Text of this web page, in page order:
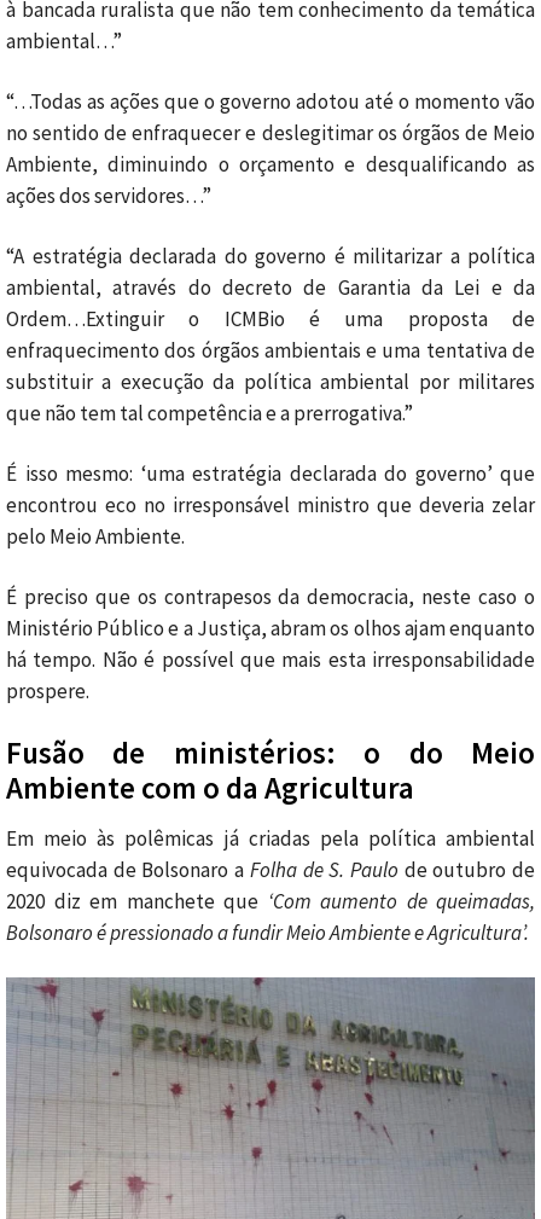
à bancada ruralista que não tem conhecimento da temática
ambiental…”
“…Todas as ações que o governo adotou até o momento vão
no sentido de enfraquecer e deslegitimar os órgãos de Meio
Ambiente, diminuindo o orçamento e desqualificando as
ações dos servidores…”
“A estratégia declarada do governo é militarizar a política
ambiental, através do decreto de Garantia da Lei e da
Ordem…Extinguir o ICMBio é uma proposta de
enfraquecimento dos órgãos ambientais e uma tentativa de
substituir a execução da política ambiental por militares
que não tem tal competência e a prerrogativa.”
É isso mesmo: ‘uma estratégia declarada do governo’ que
encontrou eco no irresponsável ministro que deveria zelar
pelo Meio Ambiente.
É preciso que os contrapesos da democracia, neste caso o
Ministério Público e a Justiça, abram os olhos ajam enquanto
há tempo. Não é possível que mais esta irresponsabilidade
prospere.
Fusão de ministérios: o do Meio
Ambiente com o da Agricultura
Em meio às polêmicas já criadas pela política ambiental
equivocada de Bolsonaro a Folha de S. Paulo de outubro de
2020 diz em manchete que ‘Com aumento de queimadas,
Bolsonaro é pressionado a fundir Meio Ambiente e Agricultura’.